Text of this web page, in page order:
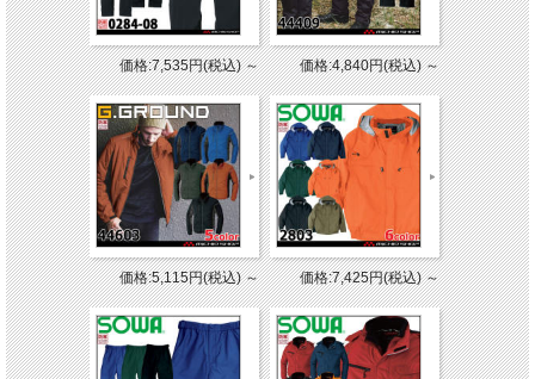
価格:7,535円(税込)～ 価格:4,840円(税込)～
価格:5,115円(税込)～ 価格:7,425円(税込)～